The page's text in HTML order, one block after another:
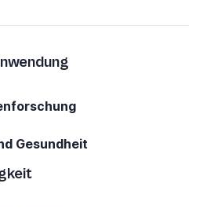
Gesundheit